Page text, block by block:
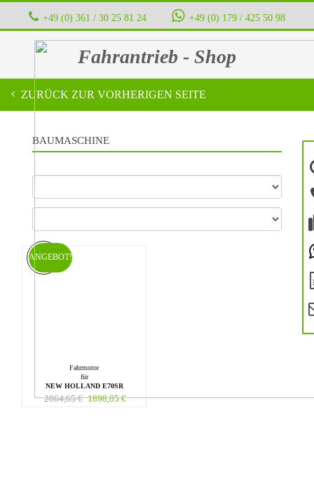
+49 (0) 361 / 30 25 81 24 ‭ ‭ ‭ ‭ +49 (0) 179 / 425 50 98
Fahrantrieb - Shop
ZURÜCK ZUR VORHERIGEN SEITE
BAUMASCHINE
Fahrmotor
für
NEW HOLLAND E70SR
2064,65€ 1898,05€
ANGEBOT!